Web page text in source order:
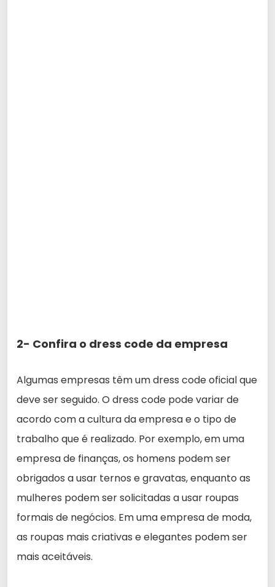
2- Confira o dress code da empresa
Algumas empresas têm um dress code oficial que
deve ser seguido. O dress code pode variar de
acordo com a cultura da empresa e o tipo de
trabalho que é realizado. Por exemplo, em uma
empresa de finanças, os homens podem ser
obrigados a usar ternos e gravatas, enquanto as
mulheres podem ser solicitadas a usar roupas
formais de negócios. Em uma empresa de moda,
as roupas mais criativas e elegantes podem ser
mais aceitáveis.